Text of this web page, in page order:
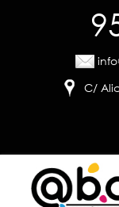
C/